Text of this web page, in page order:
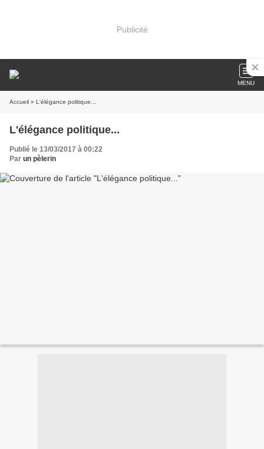
Publicité
MENU
Accueil » L'élégance politique...
L'élégance politique...
Publié le 13/03/2017 à 00:22
Par un pèlerin